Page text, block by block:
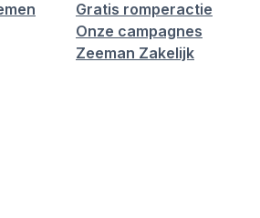
Gratis romperactie
Onze campagnes
Zeeman Zakelijk